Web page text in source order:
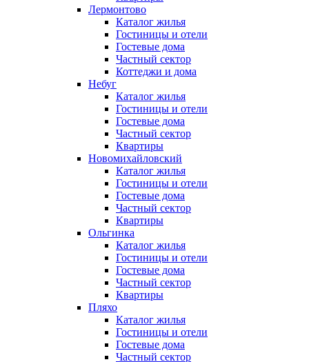
Лермонтово
Каталог жилья
Гостиницы и отели
Гостевые дома
Частный сектор
Коттеджи и дома
Небуг
Каталог жилья
Гостиницы и отели
Гостевые дома
Частный сектор
Квартиры
Новомихайловский
Каталог жилья
Гостиницы и отели
Гостевые дома
Частный сектор
Квартиры
Ольгинка
Каталог жилья
Гостиницы и отели
Гостевые дома
Частный сектор
Квартиры
Пляхо
Каталог жилья
Гостиницы и отели
Гостевые дома
Частный сектор